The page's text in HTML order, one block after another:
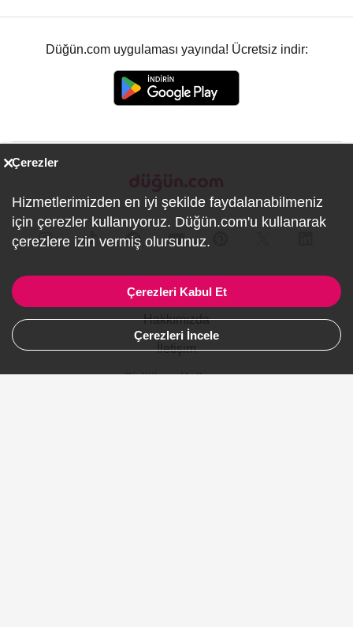
Düğün.com uygulaması yayında! Ücretsiz indir:
Firmalar İçin
Hakkımızda
İletişim
Gizlilik ve Kullanım
Çerezler
Hizmetlerimizden en iyi şekilde faydalanabilmeniz
için çerezler kullanıyoruz. Düğün.com'u kullanarak
çerezlere izin vermiş olursunuz.
Çerezleri Kabul Et
Çerezleri İncele